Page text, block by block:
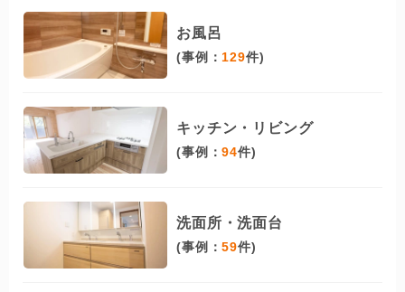
お風呂
(事例：129件)
キッチン・リビング
(事例：94件)
洗面所・洗面台
(事例：59件)